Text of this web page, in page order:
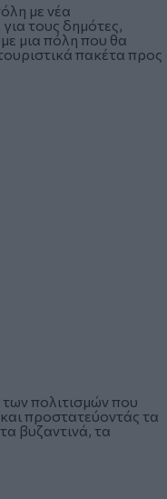
με νέα
τους δημότες,
μια πόλη που θα
πακέτα προς
των πολιτισμών που
προστατεύοντάς τα
βυζαντινά, τα